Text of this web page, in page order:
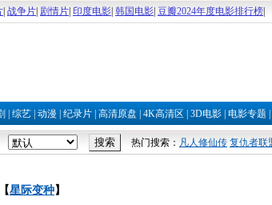
战争片 剧情片 印度电影 韩国电影 豆瓣2024年度电影排行榜
综艺 动漫 纪录片 高清原盘 4K高清区 3D电影 电影专题
热门搜索： 凡人修仙传 复仇者联
【星际变种】